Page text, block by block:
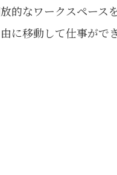
的なワークスペース
に移動して仕事がで